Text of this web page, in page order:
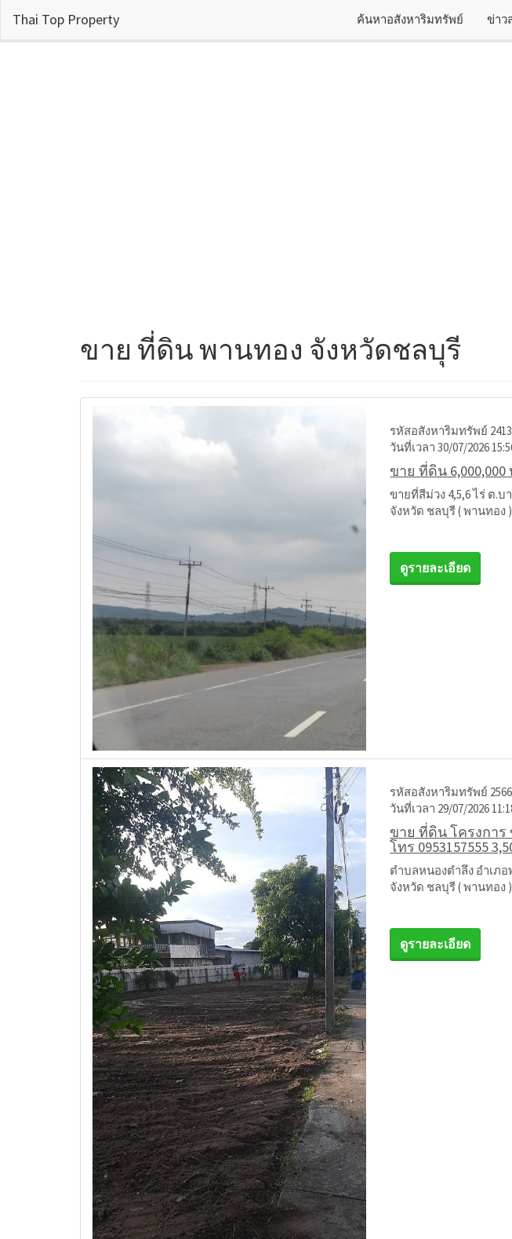
Thai Top Property ค้นหาอสังหาริมทรัพย์ ข่าว
ขาย ที่ดิน พานทอง จังหวัดชลบุรี
รหัสอสังหาริมทรัพย์
วันที่เวลา 30/07/2026
ขาย ที่ดิน 6,000,000
ขายที่สีม่วง 4,5,6 ไร่ ต.
จังหวัด ชลบุรี ( พานทอง )
ดูรายละเอียด
รหัสอสังหาริมทรัพย์
วันที่เวลา 29/07/2026
ขาย ที่ดิน โครงการ
โทร 0953157555
ตำบลหนองตำลึง อำเภ
จังหวัด ชลบุรี ( พานทอง )
ดูรายละเอียด